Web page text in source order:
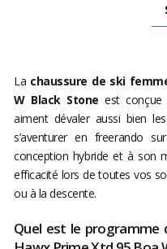
La chaussure de ski
W Black Stone est conçue
aiment dévaler aussi bien
s’aventurer en freerando
conception hybride et à son
efficacité lors de toutes vos
ou à la descente.
Quel est le programme